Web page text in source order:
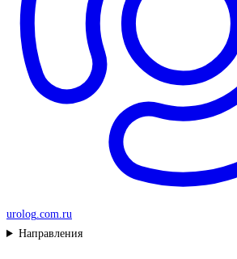
urolog.com.ru
Направления